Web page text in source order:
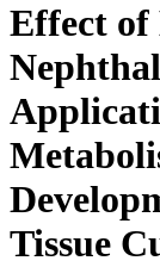
Effect
Tissue